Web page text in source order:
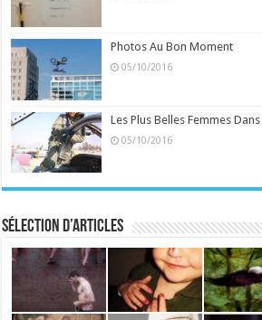
Photos Au Bon Moment
05/10/2016
Les Plus Belles Femmes
05/10/2016
Sélection d’articles